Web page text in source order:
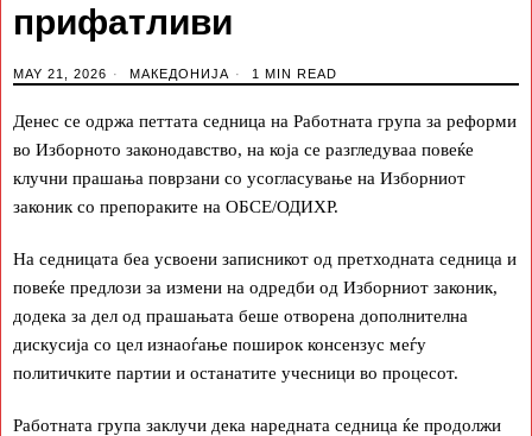
прифатливи
MAY 21, 2026 МАКЕДОНИЈА 1 MIN READ
Денес се одржа петтата седница на Работната група за реформи
во Изборното законодавство, на која се разгледуваа повеќе
клучни прашања поврзани со усогласување на Изборниот
законик со препораките на ОБСЕ/ОДИХР.
На седницата беа усвоени записникот од претходната седница и
повеќе предлози за измени на одредби од Изборниот законик,
додека за дел од прашањата беше отворена дополнителна
дискусија со цел изнаоѓање поширок консензус меѓу
политичките партии и останатите учесници во процесот.
Работната група заклучи дека наредната седница ќе продолжи